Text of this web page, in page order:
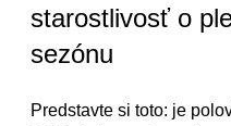
starostlivosť o
sezónu
Predstavte si toto: je